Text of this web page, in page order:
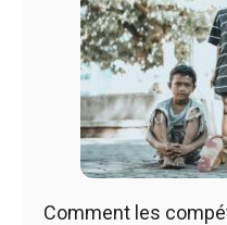
Comment les